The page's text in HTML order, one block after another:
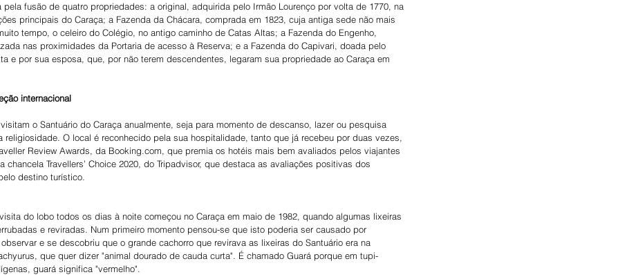
fusão de quatro propriedades: a original, adquirida pelo Irmão Lourenço por volta de 1770, na
principais do Caraça; a Fazenda da Chácara, comprada em 1823, cuja antiga sede não mais
tempo, o celeiro do Colégio, no antigo caminho de Catas Altas; a Fazenda do Engenho,
nas proximidades da Portaria de acesso à Reserva; e a Fazenda do Capivari, doada pelo
e por sua esposa, que, por não terem descendentes, legaram sua propriedade ao Caraça em
internacional
o Santuário do Caraça anualmente, seja para momento de descanso, lazer ou pesquisa
religiosidade. O local é reconhecido pela sua hospitalidade, tanto que já recebeu por duas vezes,
Review Awards, da Booking.com, que premia os hotéis mais bem avaliados pelos viajantes
chancela Travellers’ Choice 2020, do Tripadvisor, que destaca as avaliações positivas dos
destino turístico.
do lobo todos os dias à noite começou no Caraça em maio de 1982, quando algumas lixeiras
e reviradas. Num primeiro momento pensou-se que isto poderia ser causado por
e se descobriu que o grande cachorro que revirava as lixeiras do Santuário era na
que quer dizer "animal dourado de cauda curta". É chamado Guará porque em tupi-
guará significa "vermelho".